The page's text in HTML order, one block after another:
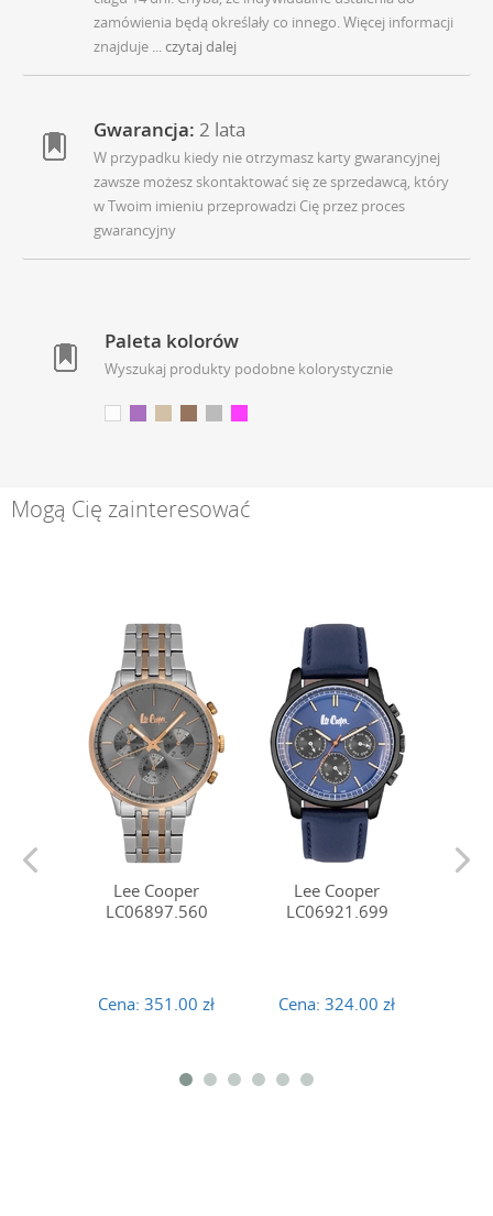
zamówienia będą określały co innego. Więcej informacji
znajduje ... czytaj dalej
Gwarancja: 2 lata
W przypadku kiedy nie otrzymasz karty gwarancyjnej
zawsze możesz skontaktować się ze sprzedawcą, który
w Twoim imieniu przeprowadzi Cię przez proces
gwarancyjny
Paleta kolorów
Wyszukaj produkty podobne kolorystycznie
Mogą Cię zainteresować
Lee Cooper
LC06897.560
Cena: 351.00 zł
Lee Cooper
LC06921.699
Cena: 324.00 zł